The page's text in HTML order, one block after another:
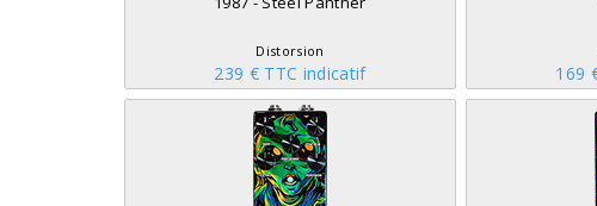
Distorsion
239 € TTC indicatif 169